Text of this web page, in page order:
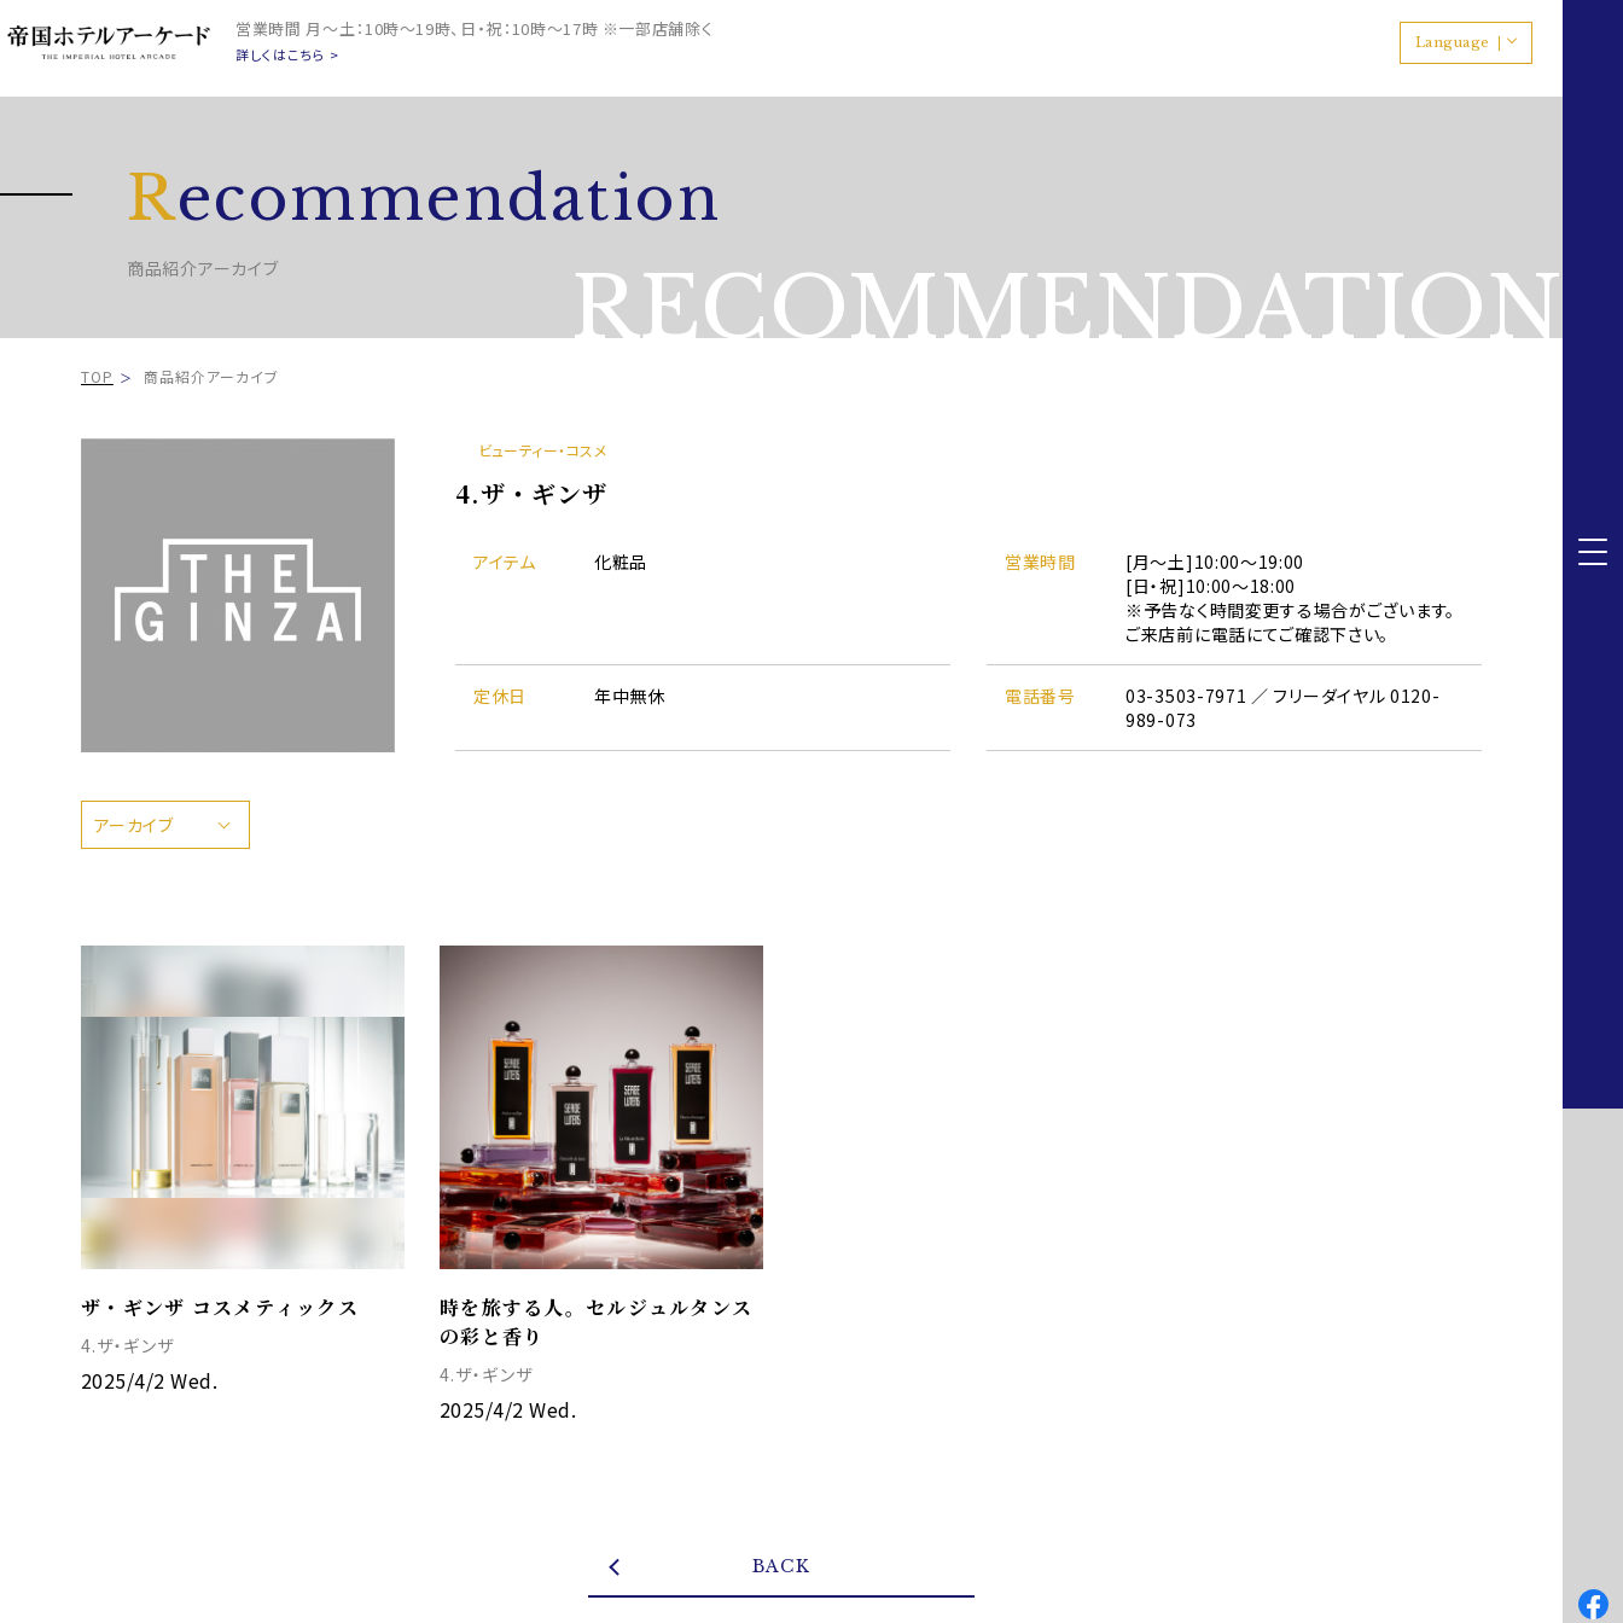
営業時間 月～土：10時～19時、日・祝：10時～17時 ※一部店舗除く
詳しくはこちら >
Language
Recommendation
商品紹介アーカイブ RECOMMENDATION
TOP 商品紹介アーカイブ
ビューティー・コスメ
4.ザ・ギンザ
アイテム 化粧品 営業時間
[月～土]10:00～19:00
[日・祝]10:00～18:00
※予告なく時間変更する場合がございます。
ご来店前に電話にてご確認下さい。
定休日 年中無休 電話番号
03-3503-7971 ／ フリーダイヤル 0120-
989-073
アーカイブ
ザ・ギンザ コスメティックス
4.ザ・ギンザ
2025/4/2 Wed.
時を旅する人。セルジュルタンス
の彩と香り
4.ザ・ギンザ
2025/4/2 Wed.
BACK